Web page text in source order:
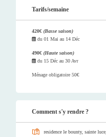
Tarifs/semaine
420€ (Basse saison)
du 01 Mai au 14 Déc
490€ (Haute saison)
du 15 Déc au 30 Avr
Ménage obligatoire 50€
Comment s'y rendre ?
residence le bounty, sainte